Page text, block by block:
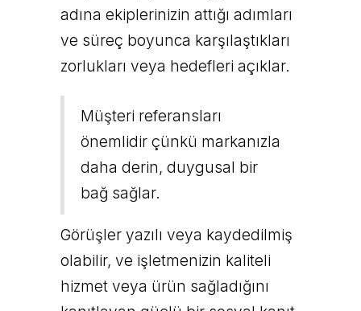
adına ekiplerinizin attığı adımları
ve süreç boyunca karşılaştıkları
zorlukları veya hedefleri açıklar.
Müşteri referansları
önemlidir çünkü markanızla
daha derin, duygusal bir
bağ sağlar.
Görüşler yazılı veya kaydedilmiş
olabilir, ve işletmenizin kaliteli
hizmet veya ürün sağladığını